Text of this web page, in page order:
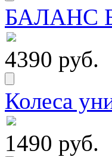
БАЛАНС
4390 руб.
Колеса
1490 руб.